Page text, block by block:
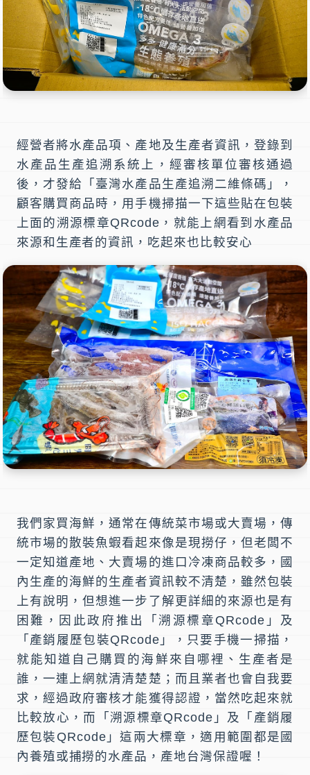
經營者將水產品項、產地及生產者資訊，登錄到
水產品生產追溯系統 上，經審核單位審核通過
後，才發給「臺灣水產品生產追溯二維條碼」，
顧客購買商品時，用手機掃描一下這些貼在包裝
上面的 溯源標章QRcode ，就能上網看到水產品
來源和生產者的資訊，吃起來也比較安心
我們家買海鮮，通常在傳統菜市場或大賣場，傳
統市場的散裝魚蝦看起來像是現撈仔，但老闆不
一定知道產地、大賣場的進口冷凍商品較多，國
內生產的海鮮的生產者資訊較不清楚，雖然包裝
上有說明，但想進一步了解更詳細的來源也是有
困難，因此政府推出「 溯源標章QRcode 」及
「產銷履歷包裝QRcode 」，只要手機一掃描，
就能知道自己購買的海鮮來自哪裡、生產者是
誰，一連上網就清清楚楚；而且業者也會自我要
求，經過政府審核才能獲得認證，當然吃起來就
比較放心，而「溯源標章QRcode 」及「 產銷履
歷包裝QRcode 」這兩大標章，適用範圍都是國
內養殖或捕撈的水產品，產地台灣保證喔！